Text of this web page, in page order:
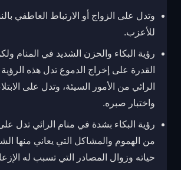
وتدل على الزواج أو الارتباط العاطفي
للأعزب.
رؤية البكاء والحزن الشديد في المنام
القدرة على إخراج الدموع تدل هذه
الرائي من الأمور السيئة، وتدل على
واختبار صبره.
رؤية البكاء بشدة في منام الرائي تدل
من الهموم والمشاكل التي يعاني منها
حياته وزوال المصادر التي تسبب له